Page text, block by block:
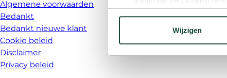
Uw apparaat identificeren
toestemming op elk moment
Wijzigen
Algemene voorwaarden
Bedankt
Bedankt nieuwe klant
Cookie beleid
Disclaimer
Privacy beleid